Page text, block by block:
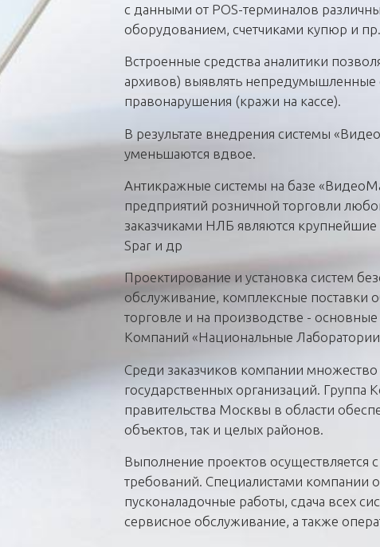
с данными от POS-терминалов
оборудованием, счетчиками купюр и пр.
Встроенные средства аналитики
архивов) выявлять
правонарушения (кражи на кассе).
В результате внедрения системы
уменьшаются вдвое.
Антикражные системы на базе
предприятий розничной торговли
заказчиками НЛБ являются
Spar и др
Проектирование и установка систем
обслуживание, комплексные поставки
торговле и на производстве -
Компаний «Национальные Лаборатории
Среди заказчиков компании
государственных организаций. Группа
правительства Москвы в области
объектов, так и целых районов.
Выполнение проектов осуществляется
требований. Специалистами компании
пусконаладочные работы, сдача всех
сервисное обслуживание, а также